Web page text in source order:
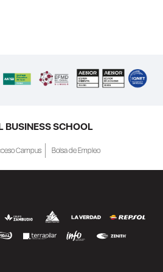
BUSINESS SCHOOL
Campus Bolsa de Empleo